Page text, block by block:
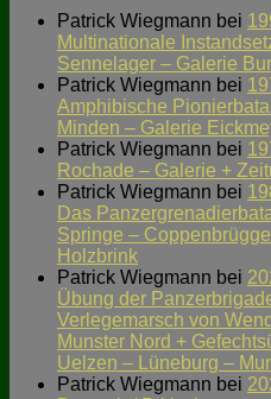
Patrick Wiegmann bei
Multinationale
Sennelager – Galerie
Patrick Wiegmann bei
Amphibische
Minden – Galerie
Patrick Wiegmann bei
Rochade – Galerie +
Patrick Wiegmann bei
Das
Springe –
Holzbrink
Patrick Wiegmann bei
Übung der
Verlegemarsch von
Munster Nord +
Uelzen – Lüneburg –
Patrick Wiegmann bei